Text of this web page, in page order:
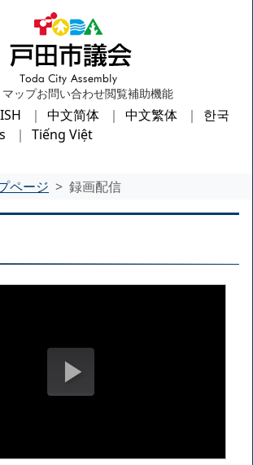
ップお問い合わせ閲覧補助機能
中文简体 中文繁体
한국
Tiếng Việt
ページ 録画配信